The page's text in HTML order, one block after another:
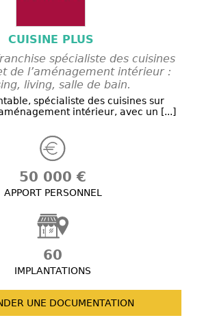
CUISINE PLUS
spécialiste des cuisines
de l’aménagement intérieur :
living, salle de bain.
spécialiste des cuisines sur
intérieur, avec un [...]
50 000 €
APPORT PERSONNEL
60
IMPLANTATIONS
UNE DOCUMENTATION